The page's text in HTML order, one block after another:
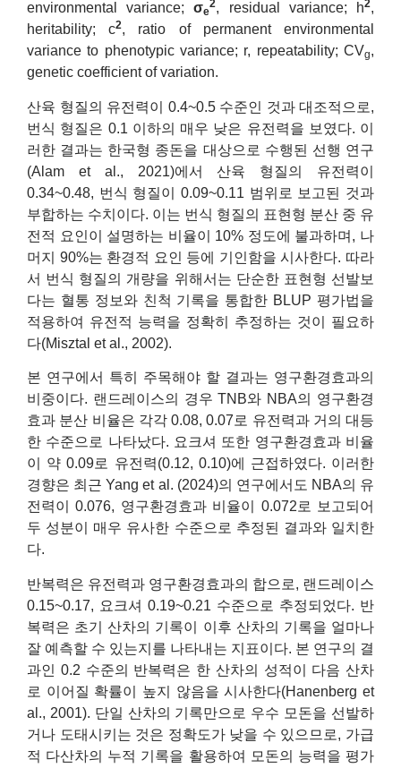
environmental variance;σe
2, residual variance; h2,
heritability; c2, ratio of permanent environmental
variance to phenotypic variance; r, repeatability; CVg,
genetic coefficient of variation.
산육 형질의 유전력이 0.4~0.5 수준인 것과 대조적으로,
번식 형질은 0.1 이하의 매우 낮은 유전력을 보였다. 이
러한 결과는 한국형 종돈을 대상으로 수행된 선행 연구
(Alam et al., 2021)에서 산육 형질의 유전력이
0.34~0.48, 번식 형질이 0.09~0.11 범위로 보고된 것과
부합하는 수치이다. 이는 번식 형질의 표현형 분산 중 유
전적 요인이 설명하는 비율이 10% 정도에 불과하며, 나
머지 90%는 환경적 요인 등에 기인함을 시사한다. 따라
서 번식 형질의 개량을 위해서는 단순한 표현형 선발보
다는 혈통 정보와 친척 기록을 통합한 BLUP 평가법을
적용하여 유전적 능력을 정확히 추정하는 것이 필요하
다(Misztal et al., 2002).
본 연구에서 특히 주목해야 할 결과는 영구환경효과의
비중이다. 랜드레이스의 경우 TNB와 NBA의 영구환경
효과 분산 비율은 각각 0.08, 0.07로 유전력과 거의 대등
한 수준으로 나타났다. 요크셔 또한 영구환경효과 비율
이 약 0.09로 유전력(0.12, 0.10)에 근접하였다. 이러한
경향은 최근 Yang et al. (2024)의 연구에서도 NBA의 유
전력이 0.076, 영구환경효과 비율이 0.072로 보고되어
두 성분이 매우 유사한 수준으로 추정된 결과와 일치한
다.
반복력은 유전력과 영구환경효과의 합으로, 랜드레이스
0.15~0.17, 요크셔 0.19~0.21 수준으로 추정되었다. 반
복력은 초기 산차의 기록이 이후 산차의 기록을 얼마나
잘 예측할 수 있는지를 나타내는 지표이다. 본 연구의 결
과인 0.2 수준의 반복력은 한 산차의 성적이 다음 산차
로 이어질 확률이 높지 않음을 시사한다(Hanenberg et
al., 2001). 단일 산차의 기록만으로 우수 모돈을 선발하
거나 도태시키는 것은 정확도가 낮을 수 있으므로, 가급
적 다산차의 누적 기록을 활용하여 모돈의 능력을 평가